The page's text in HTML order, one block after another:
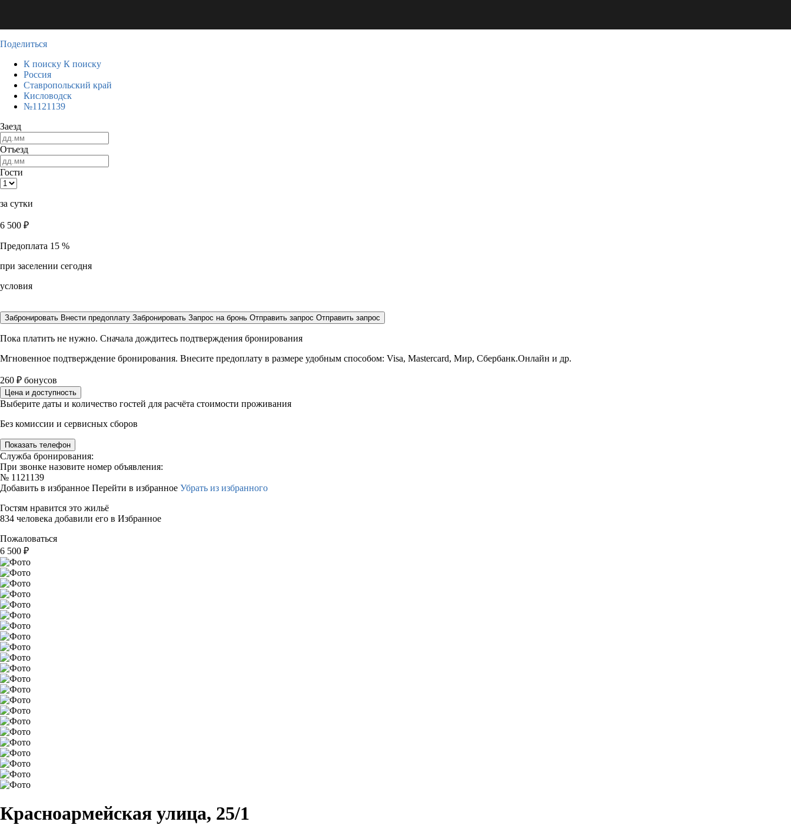
Поделиться
К поиску К поиску
Россия
Ставропольский край
Кисловодск
№1121139
Заезд
Отъезд
Гости
за сутки
6 500 ₽
Предоплата 15 %
при заселении сегодня
условия
Забронировать Внести предоплату Забронировать Запрос на бронь Отправить запрос Отправить запрос
Пока платить не нужно. Сначала дождитесь подтверждения бронирования
Мгновенное подтверждение бронирования. Внесите предоплату в размере удобным способом: Visa, Mastercard, Мир, Сбербанк.Онлайн и др.
260 ₽ бонусов
Цена и доступность
Выберите даты и количество гостей для расчёта стоимости проживания
Без комиссии и сервисных сборов
Показать телефон
Служба бронирования:
При звонке назовите номер объявления:
№ 1121139
Добавить в избранное Перейти в избранное Убрать из избранного
Гостям нравится это жильё
834 человека добавили его в Избранное
Пожаловаться
6 500 ₽
Красноармейская улица, 25/1